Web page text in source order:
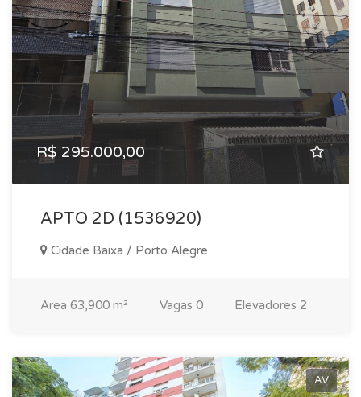
R$ 295.000,00
APTO 2D (1536920)
Cidade Baixa / Porto Alegre
Area 63,900 m² Vagas 0 Elevadores 2
AV